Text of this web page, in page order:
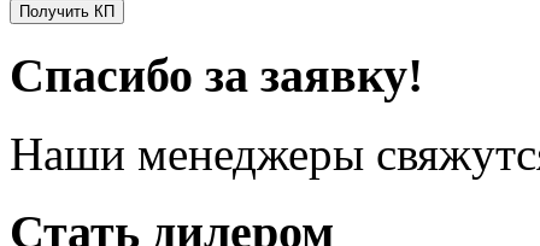
Получить КП
Спасибо за заявку!
Наши менеджеры
Стать дилером